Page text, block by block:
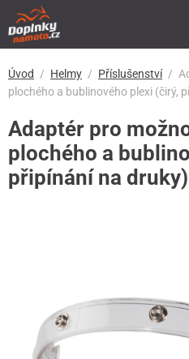
Úvod Helmy Příslušenství
plochého a bublinového plexi (čirý,
Adaptér pro
plochého a
připínání na druky)